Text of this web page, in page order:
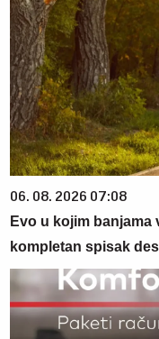
06. 08. 2026 07:08
Evo u kojim banjama
kompletan spisak